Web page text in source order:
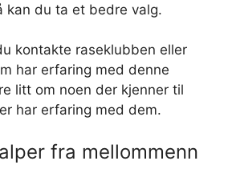
kan du ta et bedre valg.
kontakte raseklubben eller
har erfaring med denne
litt om noen der kjenner til
har erfaring med dem.
fra mellommenn